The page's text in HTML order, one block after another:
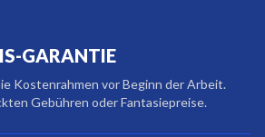
GARANTIE
Kostenrahmen vor Beginn der Arbeit.
Gebühren oder Fantasiepreise.